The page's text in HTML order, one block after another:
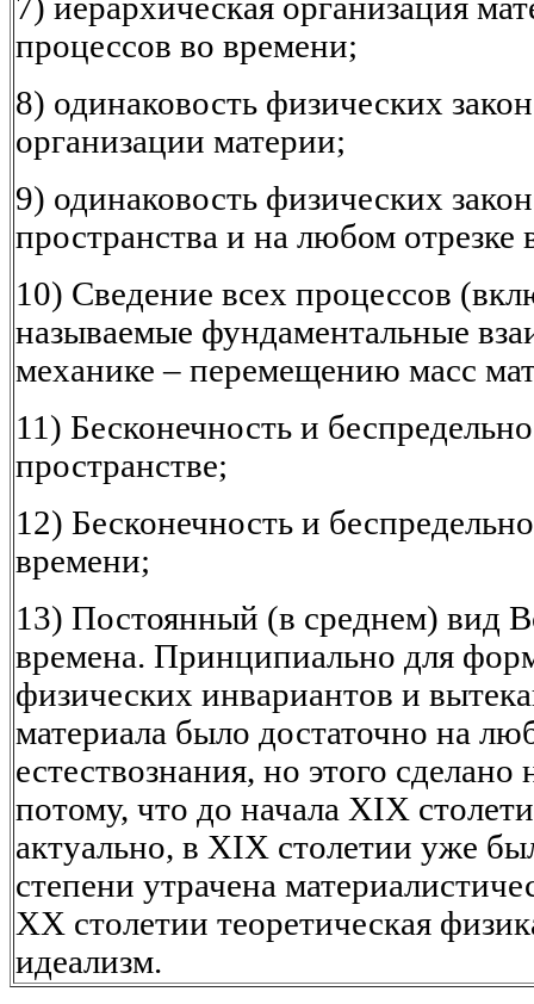
7) иерархическая организация
процессов во времени;
8) одинаковость физических
организации материи;
9) одинаковость физических
пространства и на любом отрезке
10) Сведение всех процессов
называемые фундаментальные
механике – перемещению масс
11) Бесконечность и
пространстве;
12) Бесконечность и
времени;
13) Постоянный (в среднем) вид
времена. Принципиально для
физических инвариантов и
материала было достаточно на
естествознания, но этого
потому, что до начала XIX
актуально, в XIX столетии уже
степени утрачена
XX столетии теоретическая
идеализм.